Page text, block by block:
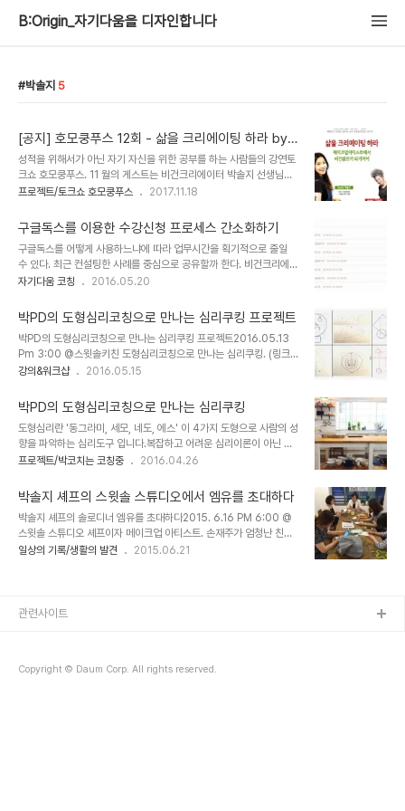
B:Origin_자기다움을 디자인합니다
박솔지 5
[공지] 호모쿵푸스 12회 - 삶을 크리에이팅 하라 by
비건크리에이터 박솔지
성적을 위해서가 아닌 자기 자신을 위한 공부를 하는 사람들의 강연토
크쇼 호모쿵푸스. 11 월의 게스트는 비건크리에이터 박솔지 선생님입
니다. 청담동의 잘나가는 메이크업 아티스트로 활동하다가 현재는 채
리땅에 자라는 채소를 재발견하고 맛있게 먹을 수 있는 요리법을 알려
주고 있습니다. 박솔지 선생님은 우리는 스스로 우리의 삶을 창조할수
있다고 말합니다. 직업도, 마음, 미래까지 말이지요. 그녀가 말하는 삶
을 크리에이팅 하는 이야기 함께 하실거죠? 토크쇼 호모쿵푸스는 해밀
학생과 홍천 인근의 고등학생과 주민들에게 넓은 세상 이야기를 들려
일 화요일 저녁 7시 해밀학교에서 만나요~~..
프로젝트/토크쇼 호모쿵푸스 2017.11.18
구글독스를 이용한 수강신청 프로세스 간소화하기
구글독스를 어떻게 사용하느냐에 따라 업무시간을 획기적으로 줄일
수 있다. 최근 컨설팅한 사례를 중심으로 공유할까 한다. 비건크리에이
터 박솔지 대표가 운영하는 스윗솔키친 베이킹&쿠킹 클래스는 블로그
을 설명하고 비밀 덧글로 문의를 받고 확인하는 식이다. 수강희망생은
총 2번의 덧글을 달게 되는데 첫번째는 수강료 문의이고 이후 입금했
음을 확인하는 글을 달게된다. 그래서 아래와 같은 비밀덧글만 수십개
가 달린다. 만약 5개의 클래스를 공지한다면 5개의 포스팅의 덧글을
관리하게 됨으로 꽤 많은 시간이 단순 확인 덧글에 할애되는 셈이다.
별 과정으로 세팅했다. 그리고 과거 커리큘럼 공..
자기다움 코칭 2016.05.20
박PD의 도형심리코칭으로 만나는 심리쿠킹 프로젝트
박PD의 도형심리코칭으로 만나는 심리쿠킹 프로젝트2016.05.13
Pm 3:00 @스윗솔키친 도형심리코칭으로 만나는 심리쿠킹. (링크)
시간맞춰서 참여자들이 도착했다. 본격 모임 전에 자기소개의 시간을
리는 중. 쿠키와 머핀을 준비하려했지만, 비건크리에이터 박솔지 대표
의 의견으로 비건수제버거로 변경했다.모든 재료는 직접 현장에서 만
들었다. 오븐에 구운 흑미빵이 구워져 나오는 중... * 프로그램 10' 아
이스브레이킹10’ 나는 무슨 도형일까? 도형테스트20’ 도형 진단과 특
징 30’ 비건크리에이터 박솔지의 비건수제버거 시식 30’ 개인도형으
질을 참고로 심리코칭을 진행..
강의&워크샵 2016.05.15
박PD의 도형심리코칭으로 만나는 심리쿠킹
도형심리란 '동그라미, 세모, 네도, 에스' 이 4가지 도형으로 사람의 성
향을 파악하는 심리도구 입니다.복잡하고 어려운 심리이론이 아닌 누
구나 쉽게 자신과 타인을 이해할 수 있습니다. 오늘도 내 안에서 수만
수없이 나오는 다양한 감정과 생각들을 제대로 다룰 심리 요리사가 필
요합니다. 요리 재료를 다듬고, 썰고, 도려내고, 다지고, 데우고, 끓이
고, 볶고…우리의 감정과 생각도 다듬는 과정이 필요합니다. 그러다보
면 어느새 정리되고 그릇에 잘 옮겨 담은 완성된 요리가 되지요. 우리
의 인생도 한 편의 아름답고 맛있는 요리를 맛보는 행복이 필요하지요
프로젝트/박코치는 코칭중 2016.04.26
박솔지 셰프의 스윗솔 스튜디오에서 엠유를 초대하다
박솔지 셰프의 솔로디너 엠유를 초대하다2015. 6.16 PM 6:00 @
스윗솔 스튜디오 셰프이자 메이크업 아티스트. 손재주가 엄청난 친구
박솔지가 쿠킹 스튜디오를 오픈했다. 친구 솔지는 개인브랜드 사관학
솔지. 실내는 맛있는 음식 냄새로 푸짐했다.오늘 요리의 컨셉은 서양
비건크림치즈로 가득 채웠다. 붉은 소..
일상의 기록/생활의 발견 2015.06.21
Copyright © Daum Corp. All rights reserved.
관련사이트